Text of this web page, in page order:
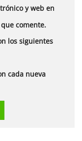
y web en
comente.
los siguientes
cada nueva